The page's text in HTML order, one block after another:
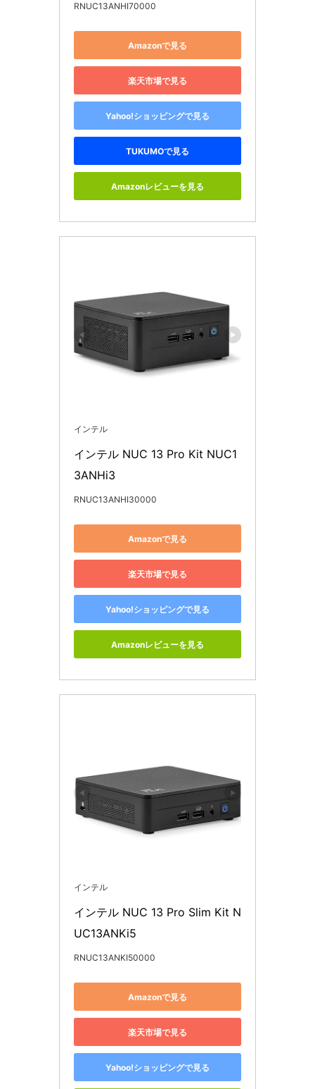
RNUC13ANHI70000
Amazonで見る
楽天市場で見る
Yahoo!ショッピングで見る
TUKUMOで見る
Amazonレビューを見る
インテル
インテル NUC 13 Pro Kit NUC1
3ANHi3
RNUC13ANHI30000
Amazonで見る
楽天市場で見る
Yahoo!ショッピングで見る
Amazonレビューを見る
インテル
インテル NUC 13 Pro Slim Kit N
UC13ANKi5
RNUC13ANKI50000
Amazonで見る
楽天市場で見る
Yahoo!ショッピングで見る